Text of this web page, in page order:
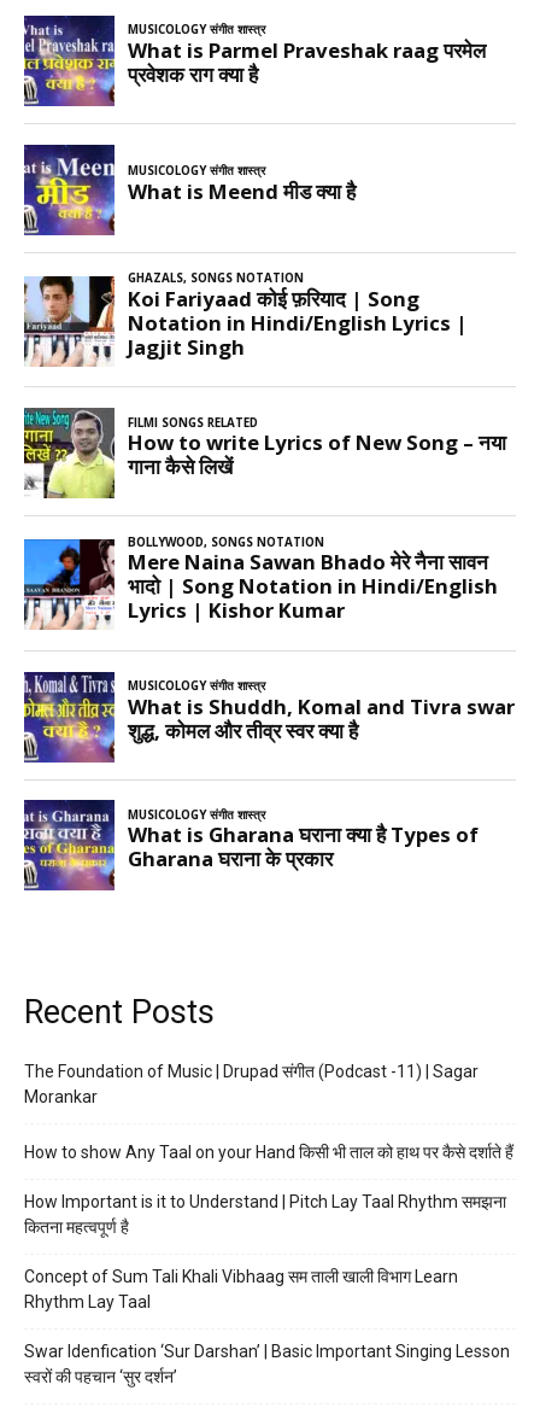
Recent Posts
The Foundation of Music | Drupad संगीत (Podcast -11) | Sagar
Morankar
How to show Any Taal on your Hand किसी भी ताल को हाथ पर कैसे दर्शाते हैं
How Important is it to Understand | Pitch Lay Taal Rhythm समझना
कितना महत्वपूर्ण है
Concept of Sum Tali Khali Vibhaag सम ताली खाली विभाग Learn
Rhythm Lay Taal
Swar Idenfication ‘Sur Darshan’ | Basic Important Singing Lesson
स्वरों की पहचान ‘सुर दर्शन’